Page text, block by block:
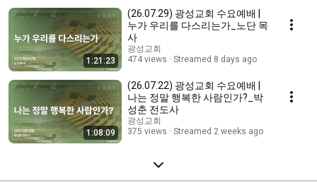
1:21:23
(26.07.29) 광성교회 수요예배 |
누가 우리를 다스리는가_노단 목
사
광성교회
474 views
Streamed 8 days ago
1:08:09
(26.07.22) 광성교회 수요예배 |
나는 정말 행복한 사람인가?_박
성춘 전도사
광성교회
375 views
Streamed 2 weeks ago